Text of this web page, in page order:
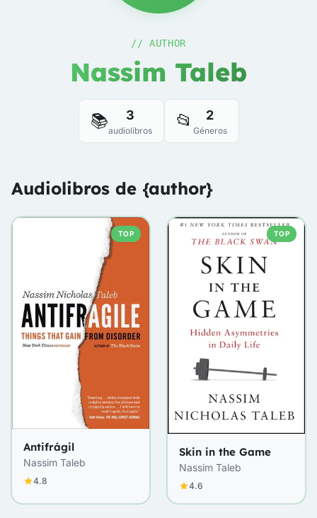
// AUTHOR
Nassim Taleb
📚 3
audiolibros 📂 2
Géneros
Audiolibros de {author}
TOP
Antifrágil
Nassim Taleb
4.8
TOP
Skin in the Game
Nassim Taleb
4.6